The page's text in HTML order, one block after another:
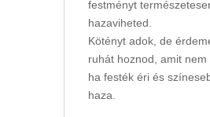
festményt
hazaviheted.
Kötényt adok, de
ruhát hoznod, amit nem
ha festék éri és
haza.